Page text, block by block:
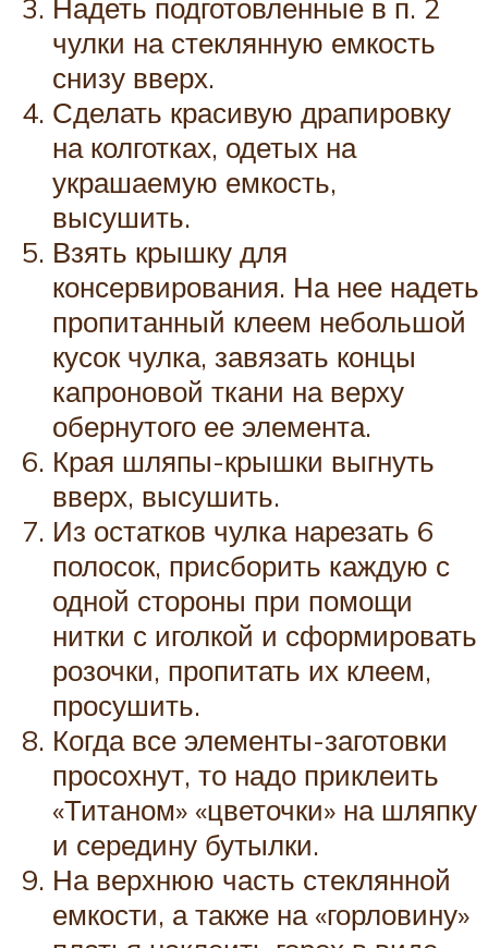
Надеть подготовленные в п. 2
чулки на стеклянную емкость
снизу вверх.
Сделать красивую драпировку
на колготках, одетых на
украшаемую емкость,
высушить.
Взять крышку для
консервирования. На нее надеть
пропитанный клеем небольшой
кусок чулка, завязать концы
капроновой ткани на верху
обернутого ее элемента.
Края шляпы-крышки выгнуть
вверх, высушить.
Из остатков чулка нарезать 6
полосок, присборить каждую с
одной стороны при помощи
нитки с иголкой и сформировать
розочки, пропитать их клеем,
просушить.
Когда все элементы-заготовки
просохнут, то надо приклеить
«Титаном» «цветочки» на шляпку
и середину бутылки.
На верхнюю часть стеклянной
емкости, а также на «горловину»